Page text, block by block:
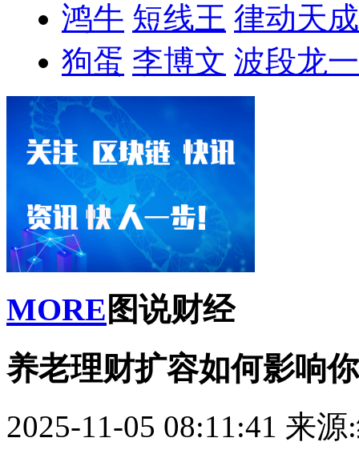
鸿牛 短线王 律动天成
狗蛋 李博文 波段龙一
MORE 图说财经
养老理财扩容如何影响
2025-11-05 08:11:41 来源